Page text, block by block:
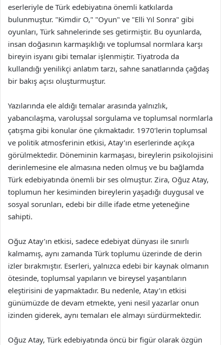
eserleriyle de Türk edebiyatına önemli katkılarda
bulunmuştur. "Kimdir O," "Oyun" ve "Elli Yıl Sonra" gibi
oyunları, Türk sahnelerinde ses getirmiştir. Bu oyunlarda,
insan doğasının karmaşıklığı ve toplumsal normlara karşı
bireyin isyanı gibi temalar işlenmiştir. Tiyatroda da
kullandığı yenilikçi anlatım tarzı, sahne sanatlarında çağdaş
bir bakış açısı oluşturmuştur.
Yazılarında ele aldığı temalar arasında yalnızlık,
yabancılaşma, varoluşsal sorgulama ve toplumsal normlarla
çatışma gibi konular öne çıkmaktadır. 1970’lerin toplumsal
ve politik atmosferinin etkisi, Atay’ın eserlerinde açıkça
görülmektedir. Döneminin karmaşası, bireylerin psikolojisini
derinlemesine ele almasına neden olmuş ve bu bağlamda
Türk edebiyatında önemli bir ses olmuştur. Zira, Oğuz Atay,
toplumun her kesiminden bireylerin yaşadığı duygusal ve
sosyal sorunları, edebi bir dille ifade etme yeteneğine
sahipti.
Oğuz Atay’ın etkisi, sadece edebiyat dünyası ile sınırlı
kalmamış, aynı zamanda Türk toplumu üzerinde de derin
izler bırakmıştır. Eserleri, yalnızca edebi bir kaynak olmanın
ötesinde, toplumsal yapıların ve bireysel yaşantıların
eleştirisini de yapmaktadır. Bu nedenle, Atay’ın etkisi
günümüzde de devam etmekte, yeni nesil yazarlar onun
izinden giderek, aynı temaları ele almayı sürdürmektedir.
Oğuz Atay, Türk edebiyatında öncü bir figür olarak özgün